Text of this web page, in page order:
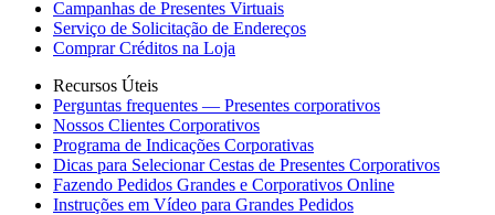
Campanhas de Presentes Virtuais
Serviço de Solicitação de Endereços
Comprar Créditos na Loja
Recursos Úteis
Perguntas frequentes — Presentes corporativos
Nossos Clientes Corporativos
Programa de Indicações Corporativas
Dicas para Selecionar Cestas de Presentes Corporativos
Fazendo Pedidos Grandes e Corporativos Online
Instruções em Vídeo para Grandes Pedidos